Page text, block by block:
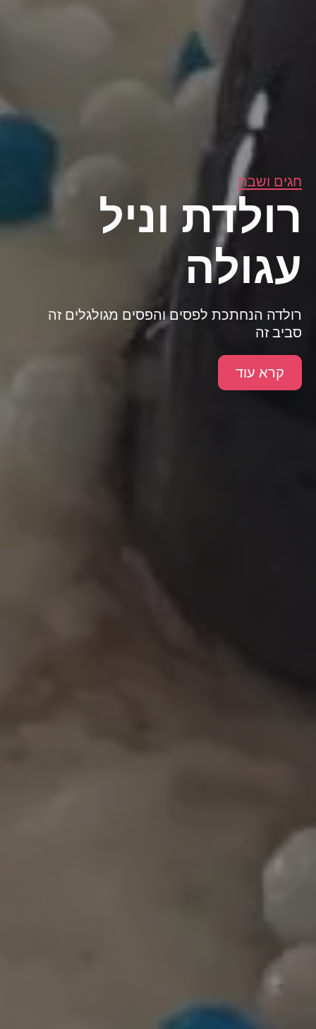
חגים ושבת
רולדת וניל
עגולה
רולדה הנחתכת לפסים והפסים מגולגלים זה
סביב זה
קרא עוד